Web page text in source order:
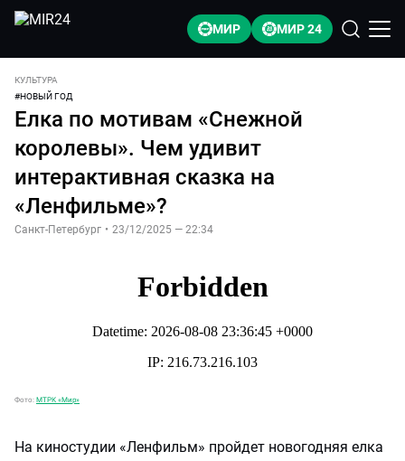
МИР МИР 24
КУЛЬТУРА
#НОВЫЙ ГОД
Елка по мотивам «Снежной
королевы». Чем удивит
интерактивная сказка на
«Ленфильме»?
Санкт-Петербург • 23/12/2025 — 22:34
Фото: МТРК «Мир»
На киностудии «Ленфильм» пройдет новогодняя елка